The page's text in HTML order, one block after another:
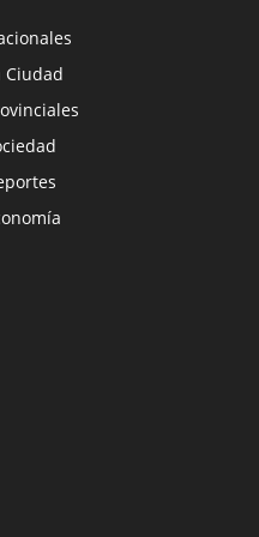
Ciudad